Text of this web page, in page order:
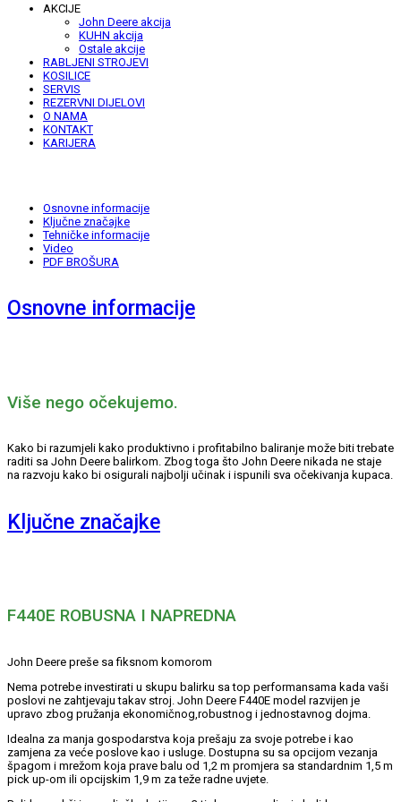
AKCIJE
John Deere akcija
KUHN akcija
Ostale akcije
RABLJENI STROJEVI
KOSILICE
SERVIS
REZERVNI DIJELOVI
O NAMA
KONTAKT
KARIJERA
Osnovne informacije
Ključne značajke
Tehničke informacije
Video
PDF BROŠURA
Osnovne informacije
Više nego očekujemo.
Kako bi razumjeli kako produktivno i profitabilno baliranje može biti trebate
raditi sa John Deere balirkom. Zbog toga što John Deere nikada ne staje
na razvoju kako bi osigurali najbolji učinak i ispunili sva očekivanja kupaca.
Ključne značajke
F440E ROBUSNA I NAPREDNA
John Deere preše sa fiksnom komorom
Nema potrebe investirati u skupu balirku sa top performansama kada vaši
poslovi ne zahtjevaju takav stroj. John Deere F440E model razvijen je
upravo zbog pružanja ekonomičnog,robustnog i jednostavnog dojma.
Idealna za manja gospodarstva koja prešaju za svoje potrebe i kao
zamjena za veće poslove kao i usluge. Dostupna su sa opcijom vezanja
špagom i mrežom koja prave balu od 1,2 m promjera sa standardnim 1,5 m
pick up-om ili opcijskim 1,9 m za teže radne uvjete.